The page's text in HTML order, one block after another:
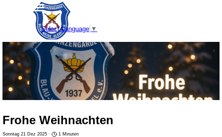
Direkt zum Seiteninhalt
Select Language ▼
Menü überspringen
Frohe Weihnachten
Sonntag 21 Dez 2025 · 1 Minuten